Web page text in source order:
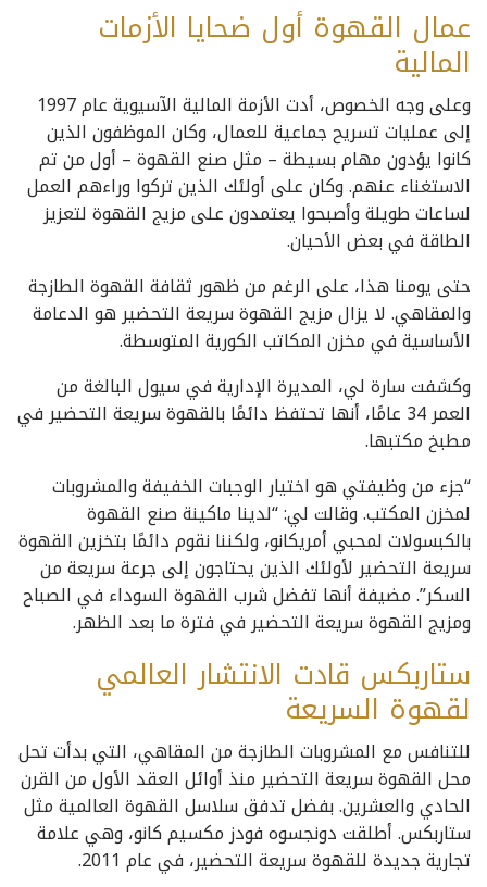
عمال القهوة أول ضحايا الأزمات
المالية
وعلى وجه الخصوص، أدت الأزمة المالية الآسيوية عام 1997
إلى عمليات تسريح جماعية للعمال، وكان الموظفون الذين
كانوا يؤدون مهام بسيطة – مثل صنع القهوة – أول من تم
الاستغناء عنهم. وكان على أولئك الذين تركوا وراءهم العمل
لساعات طويلة وأصبحوا يعتمدون على مزيج القهوة لتعزيز
الطاقة في بعض الأحيان.
حتى يومنا هذا، على الرغم من ظهور ثقافة القهوة الطازجة
والمقاهي. لا يزال مزيج القهوة سريعة التحضير هو الدعامة
الأساسية في مخزن المكاتب الكورية المتوسطة.
وكشفت سارة لي، المديرة الإدارية في سيول البالغة من
العمر 34 عامًا، أنها تحتفظ دائمًا بالقهوة سريعة التحضير في
مطبخ مكتبها.
“جزء من وظيفتي هو اختيار الوجبات الخفيفة والمشروبات
لمخزن المكتب. وقالت لي: “لدينا ماكينة صنع القهوة
بالكبسولات لمحبي أمريكانو، ولكننا نقوم دائمًا بتخزين القهوة
سريعة التحضير لأولئك الذين يحتاجون إلى جرعة سريعة من
السكر”. مضيفة أنها تفضل شرب القهوة السوداء في الصباح
ومزيج القهوة سريعة التحضير في فترة ما بعد الظهر.
ستاربكس قادت الانتشار العالمي
لقهوة السريعة
للتنافس مع المشروبات الطازجة من المقاهي، التي بدأت تحل
محل القهوة سريعة التحضير منذ أوائل العقد الأول من القرن
الحادي والعشرين. بفضل تدفق سلاسل القهوة العالمية مثل
ستاربكس. أطلقت دونجسوه فودز مكسيم كانو، وهي علامة
تجارية جديدة للقهوة سريعة التحضير، في عام 2011.